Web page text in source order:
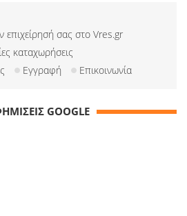
επιχείρησή σας στο Vres.gr
καταχωρήσεις
Εγγραφή Επικοινωνία
GOOGLE